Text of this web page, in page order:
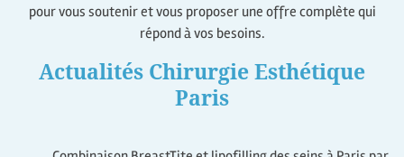
pour vous soutenir et vous proposer une offre complète qui
répond à vos besoins.
Actualités Chirurgie Esthétique
Paris